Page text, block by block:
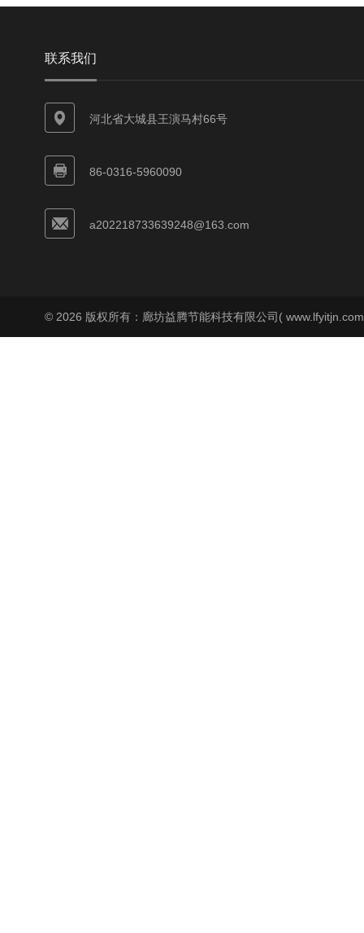
联系我们
河北省大城县王演马村66号
86-0316-5960090
a202218733639248@163.com
© 2026 版权所有：廊坊益腾节能科技有限公司(